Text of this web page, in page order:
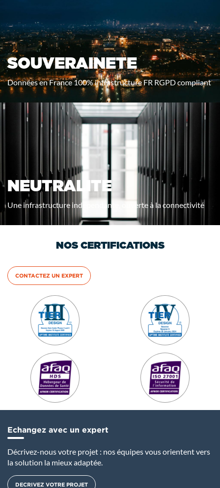
SOUVERAINETE
Données en France 100% infrastructure FR RGPD compliant
NEUTRALITE
Une infrastructure indépendante, ouverte à la connectivité
NOS CERTIFICATIONS
CONTACTEZ UN EXPERT
Echangez avec un expert
Décrivez-nous votre projet : nos équipes vous orientent vers
la solution la mieux adaptée.
DECRIVEZ VOTRE PROJET